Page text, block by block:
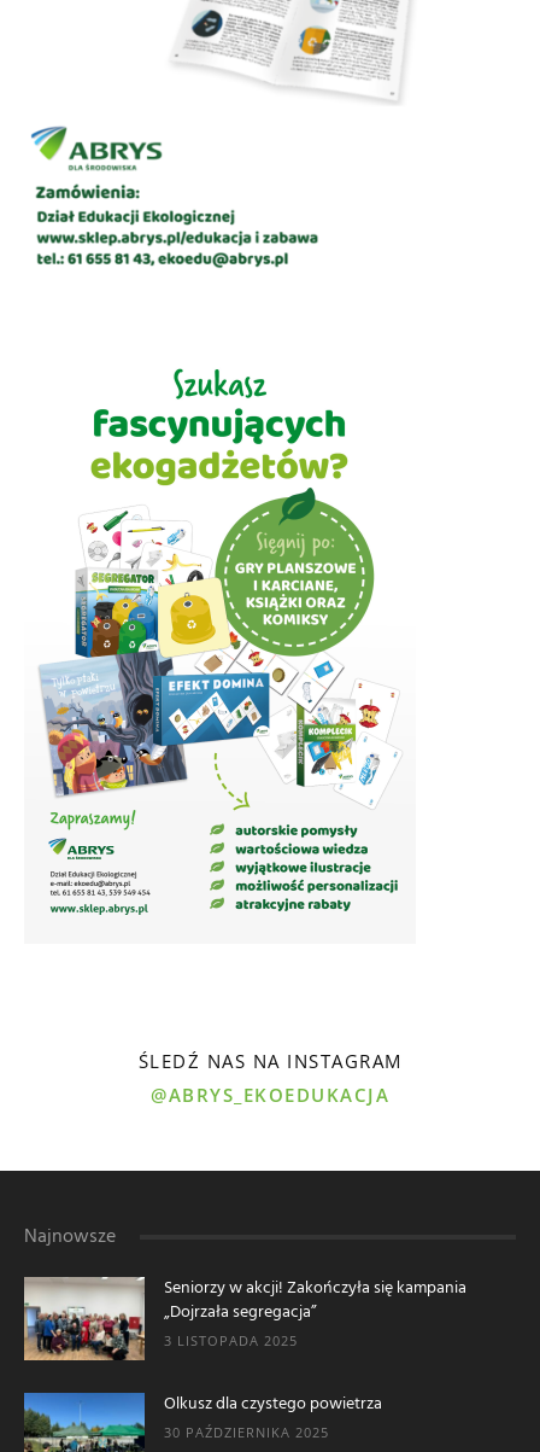
ŚLEDŹ NAS NA INSTAGRAM
@ABRYS_EKOEDUKACJA
Najnowsze
Seniorzy w akcji! Zakończyła się kampania
„Dojrzała segregacja”
3 LISTOPADA 2025
Olkusz dla czystego powietrza
30 PAŹDZIERNIKA 2025